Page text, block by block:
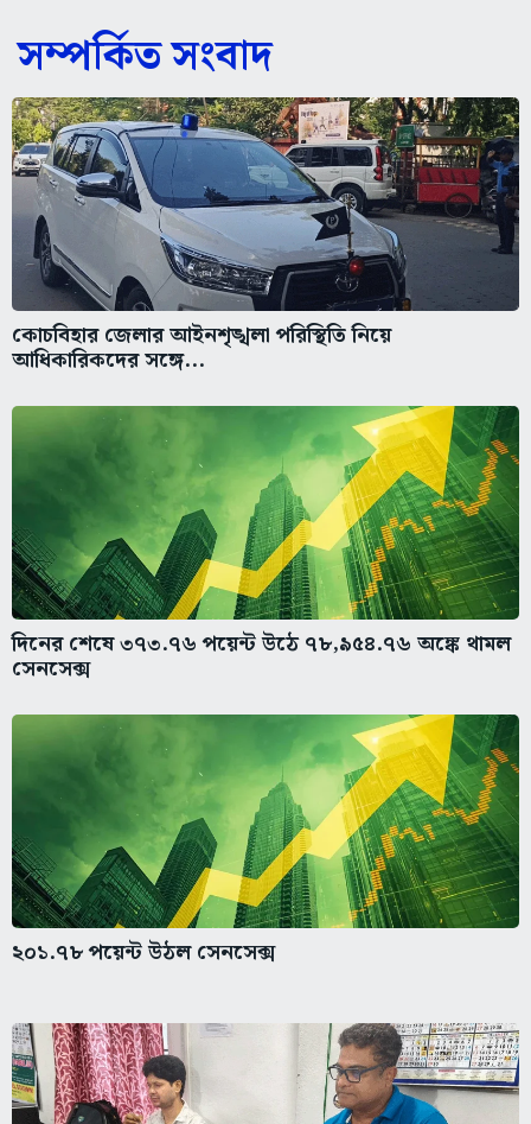
সম্পর্কিত সংবাদ
কোচবিহার জেলার আইনশৃঙ্খলা পরিস্থিতি নিয়ে
আধিকারিকদের সঙ্গে...
দিনের শেষে ৩৭৩.৭৬ পয়েন্ট উঠে ৭৮,৯৫৪.৭৬ অঙ্কে থামল
সেনসেক্স
২০১.৭৮ পয়েন্ট উঠল সেনসেক্স